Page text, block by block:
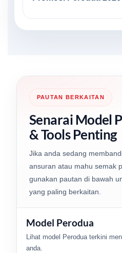
PAUTAN BERKAITAN
Senarai Model
& Tools Penting
Jika anda sedang
ansuran atau mahu semak
gunakan pautan di bawah
yang paling berkaitan.
Model Perodua
Lihat model Perodua terkini
anda.